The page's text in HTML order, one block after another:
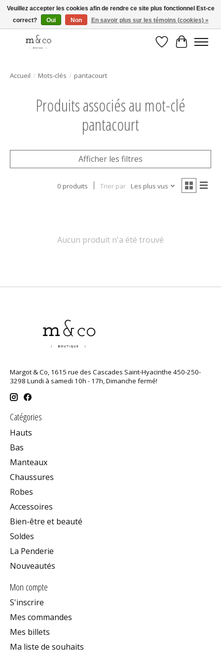
Livraison gratuite avec tout achat de 250$ et plus
Liste dePanier
Accueil / Mots-clés / pantacourt
Produits associés au mot-clé
pantacourt
Afficher les filtres
0 produits Trier par Les plus vus
Aucun produit n'a été trouvé
Margot & Co, 1615 rue des Cascades Saint-Hyacinthe 450-250-
3298 Lundi à samedi 10h - 17h, Dimanche fermé!
Catégories
Hauts
Bas
Manteaux
Chaussures
Robes
Accessoires
Bien-être et beauté
Soldes
La Penderie
Nouveautés
Mon compte
S'inscrire
Mes commandes
Mes billets
Ma liste de souhaits
Veuillez accepter les cookies afin de rendre ce site plus fonctionnel Est-ce
correct?
Oui Non En savoir plus sur les témoins (cookies) »